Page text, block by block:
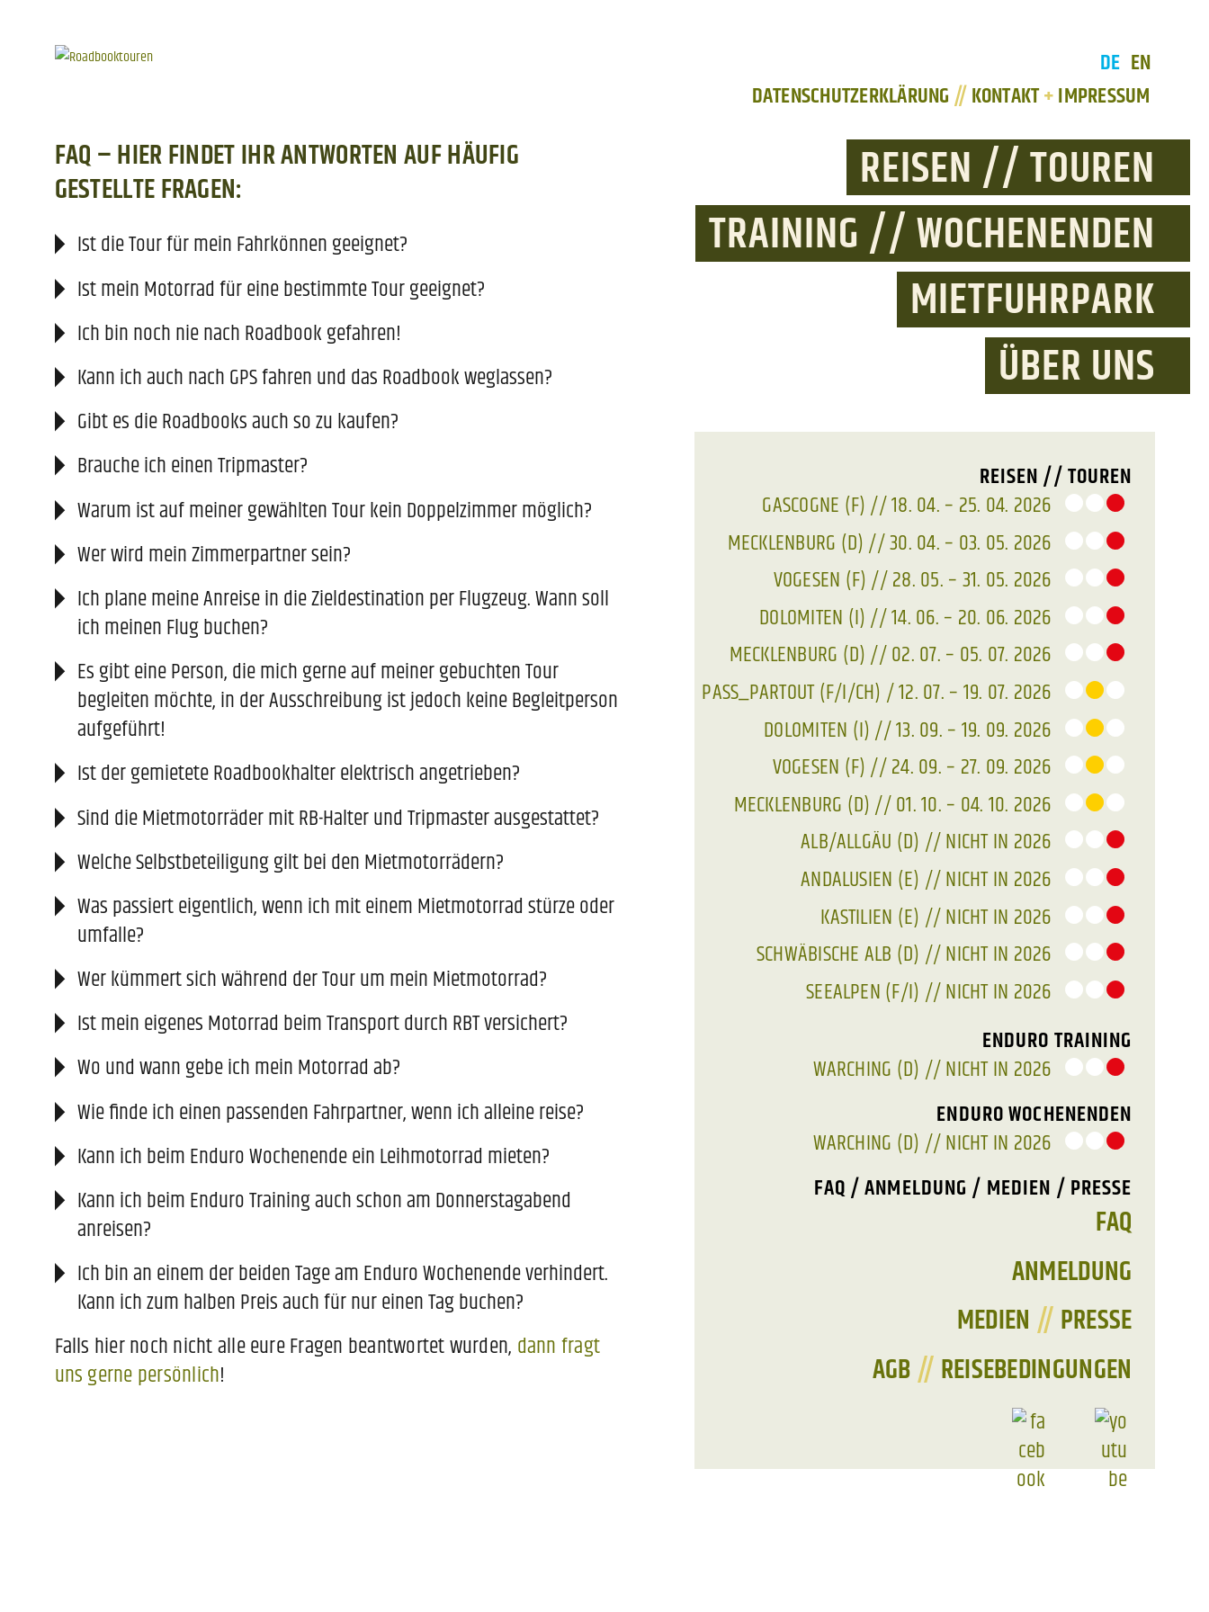
DE EN
KONTAKT+ IMPRESSUM
DATENSCHUTZERKLÄRUNG//
REISEN // TOUREN
TRAINING // WOCHENENDEN
MIETFUHRPARK
ÜBER UNS
FAQ – HIER FINDET IHR ANTWORTEN AUF HÄUFIG
GESTELLTE FRAGEN:
Ist die Tour für mein Fahrkönnen geeignet?
Ist mein Motorrad für eine bestimmte Tour geeignet?
Ich bin noch nie nach Roadbook gefahren!
Kann ich auch nach GPS fahren und das Roadbook weglassen?
Gibt es die Roadbooks auch so zu kaufen?
Brauche ich einen Tripmaster?
Warum ist auf meiner gewählten Tour kein Doppelzimmer möglich?
Wer wird mein Zimmerpartner sein?
Ich plane meine Anreise in die Zieldestination per Flugzeug. Wann soll
ich meinen Flug buchen?
Es gibt eine Person, die mich gerne auf meiner gebuchten Tour
begleiten möchte, in der Ausschreibung ist jedoch keine Begleitperson
aufgeführt!
Ist der gemietete Roadbookhalter elektrisch angetrieben?
Sind die Mietmotorräder mit RB-Halter und Tripmaster ausgestattet?
Welche Selbstbeteiligung gilt bei den Mietmotorrädern?
Was passiert eigentlich, wenn ich mit einem Mietmotorrad stürze oder
umfalle?
Wer kümmert sich während der Tour um mein Mietmotorrad?
Ist mein eigenes Motorrad beim Transport durch RBT versichert?
Wo und wann gebe ich mein Motorrad ab?
Wie finde ich einen passenden Fahrpartner, wenn ich alleine reise?
Kann ich beim Enduro Wochenende ein Leihmotorrad mieten?
Kann ich beim Enduro Training auch schon am Donnerstagabend
anreisen?
Ich bin an einem der beiden Tage am Enduro Wochenende verhindert.
Kann ich zum halben Preis auch für nur einen Tag buchen?
Falls hier noch nicht alle eure Fragen beantwortet wurden, dann fragt
uns gerne persönlich!
REISEN // TOUREN
GASCOGNE (F) // 18. 04. – 25. 04. 2026
MECKLENBURG (D) // 30. 04. – 03. 05. 2026
VOGESEN (F) // 28. 05. – 31. 05. 2026
DOLOMITEN (I) // 14. 06. – 20. 06. 2026
MECKLENBURG (D) // 02. 07. – 05. 07. 2026
PASS_PARTOUT (F/I/CH) / 12. 07. – 19. 07. 2026
DOLOMITEN (I) // 13. 09. – 19. 09. 2026
VOGESEN (F) // 24. 09. – 27. 09. 2026
MECKLENBURG (D) // 01. 10. – 04. 10. 2026
ALB/ALLGÄU (D) // NICHT IN 2026
ANDALUSIEN (E) // NICHT IN 2026
KASTILIEN (E) // NICHT IN 2026
SCHWÄBISCHE ALB (D) // NICHT IN 2026
SEEALPEN (F/I) // NICHT IN 2026
ENDURO TRAINING
WARCHING (D) // NICHT IN 2026
ENDURO WOCHENENDEN
WARCHING (D) // NICHT IN 2026
FAQ / ANMELDUNG / MEDIEN / PRESSE
FAQ
ANMELDUNG
MEDIEN // PRESSE
AGB// REISEBEDINGUNGEN